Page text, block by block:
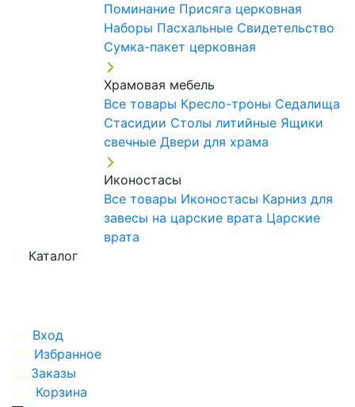
Поминание Присяга церковная
Наборы Пасхальные Свидетельство
Сумка-пакет церковная
Храмовая мебель
Все товары Кресло-троны Седалища
Стасидии Столы литийные Ящики
свечные Двери для храма
Иконостасы
Все товары Иконостасы Карниз для
завесы на царские врата Царские
врата
Каталог
Вход
Избранное
Заказы
Корзина